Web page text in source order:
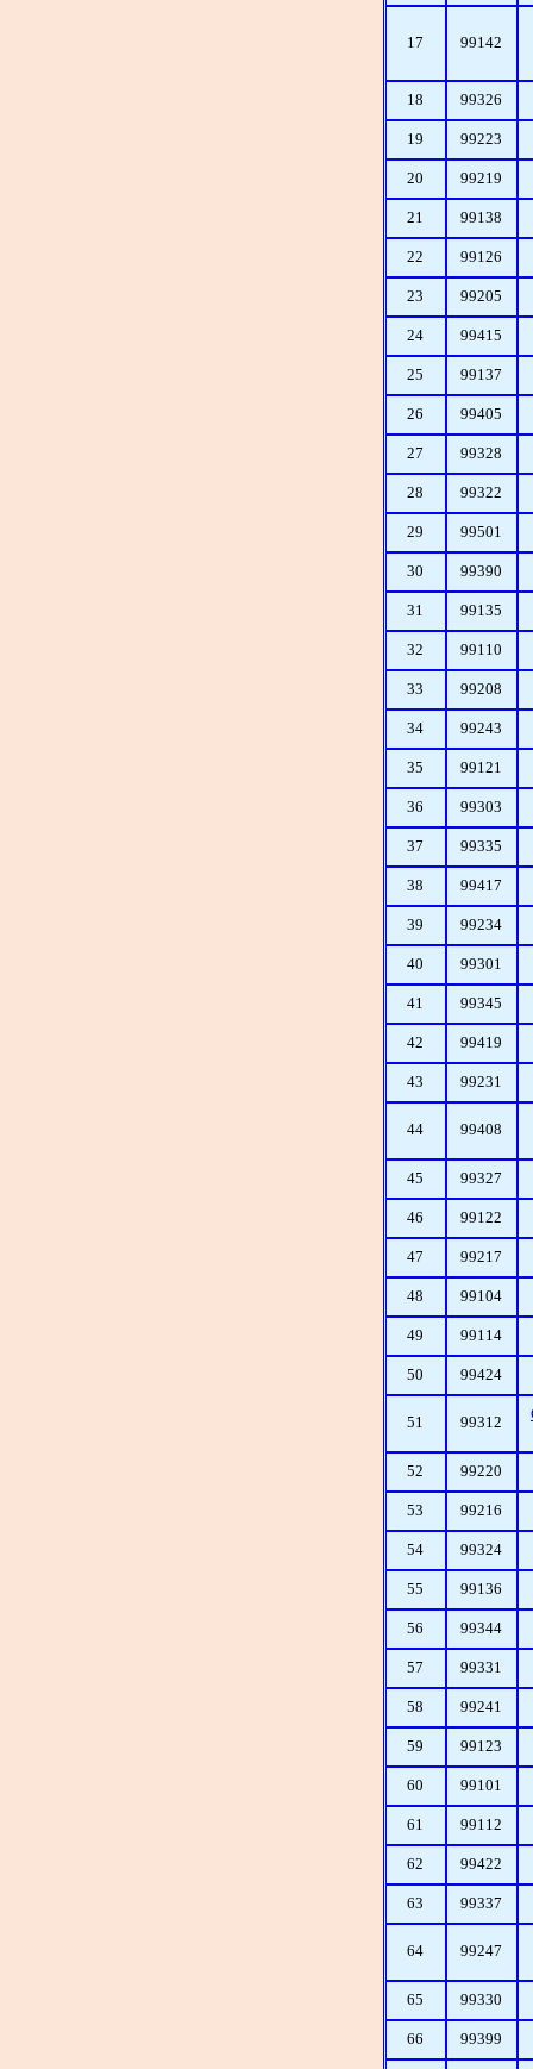
17 99142
18 99326
19 99223
20 99219
21 99138
22 99126
23 99205
24 99415
25 99137
26 99405
27 99328
28 99322
29 99501
30 99390
31 99135
32 99110
33 99208
34 99243
35 99121
36 99303
37 99335
38 99417
39 99234
40 99301
41 99345
42 99419
43 99231
44 99408
45 99327
46 99122
47 99217
48 99104
49 99114
50 99424
51 99312
52 99220
53 99216
54 99324
55 99136
56 99344
57 99331
58 99241
59 99123
60 99101
61 99112
62 99422
63 99337
64 99247
65 99330
66 99399